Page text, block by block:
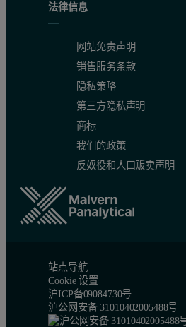
法律信息
网站免责声明
销售服务条款
隐私策略
第三方隐私声明
商标
我们的政策
反奴役和人口贩卖声明
站点导航
Cookie 设置
沪ICP备09084730号
沪公网安备 31010402005488号